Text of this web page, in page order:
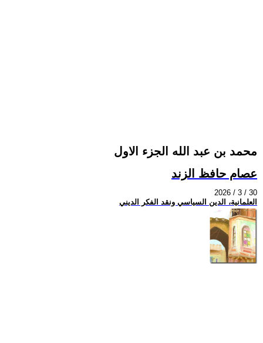
محمد بن عبد الله الجزء الاول
عصام حافظ الزند
2026 / 3 / 30
العلمانية، الدين السياسي ونقد الفكر الديني